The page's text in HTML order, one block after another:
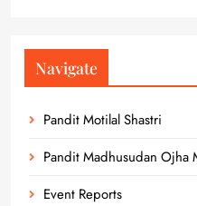
Navigate
Pandit Motilal Shastri
Pandit Madhusudan Ojha
Event Reports